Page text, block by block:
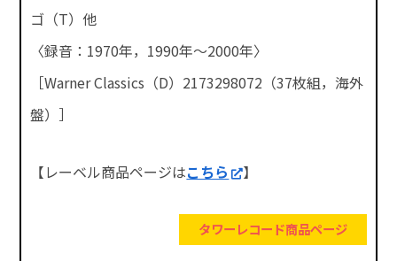
ゴ（T）他
〈録音：1970年，1990年～2000年〉
［Warner Classics（D）2173298072（37枚組，海外
盤）］
【レーベル商品ページはこちら 】
タワーレコード商品ページ